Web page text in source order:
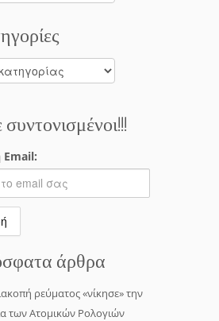
Email:
άρθρα
ρεύματος «νίκησε» την
των Ατομικών Ρολογιών